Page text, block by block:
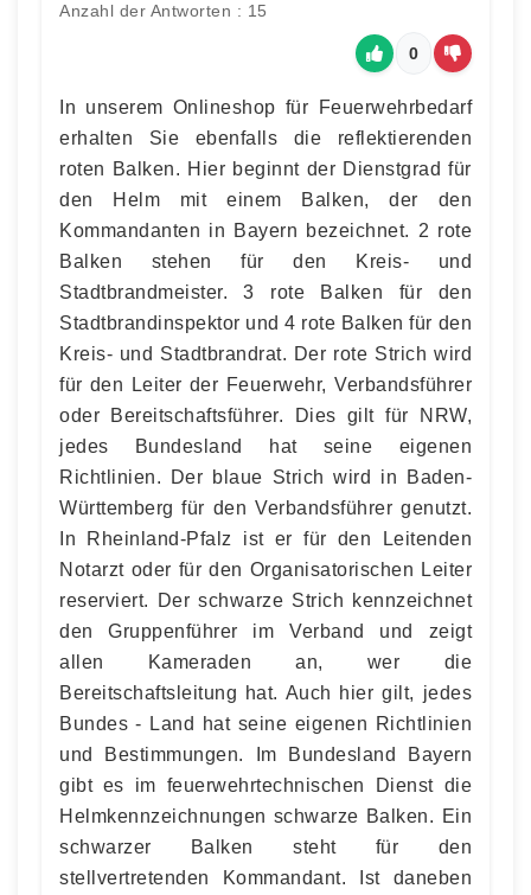
Anzahl der Antworten : 15
0
In unserem Onlineshop für Feuerwehrbedarf
erhalten Sie ebenfalls die reflektierenden
roten Balken. Hier beginnt der Dienstgrad für
den Helm mit einem Balken, der den
Kommandanten in Bayern bezeichnet. 2 rote
Balken stehen für den Kreis- und
Stadtbrandmeister. 3 rote Balken für den
Stadtbrandinspektor und 4 rote Balken für den
Kreis- und Stadtbrandrat. Der rote Strich wird
für den Leiter der Feuerwehr, Verbandsführer
oder Bereitschaftsführer. Dies gilt für NRW,
jedes Bundesland hat seine eigenen
Richtlinien. Der blaue Strich wird in Baden-
Württemberg für den Verbandsführer genutzt.
In Rheinland-Pfalz ist er für den Leitenden
Notarzt oder für den Organisatorischen Leiter
reserviert. Der schwarze Strich kennzeichnet
den Gruppenführer im Verband und zeigt
allen Kameraden an, wer die
Bereitschaftsleitung hat. Auch hier gilt, jedes
Bundes - Land hat seine eigenen Richtlinien
und Bestimmungen. Im Bundesland Bayern
gibt es im feuerwehrtechnischen Dienst die
Helmkennzeichnungen schwarze Balken. Ein
schwarzer Balken steht für den
stellvertretenden Kommandant. Ist daneben